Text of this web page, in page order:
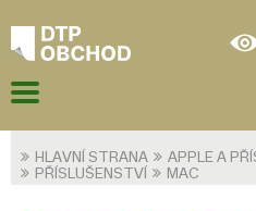
HLAVNÍ STRANA
APPLE A
PŘÍSLUŠENSTVÍ
MAC